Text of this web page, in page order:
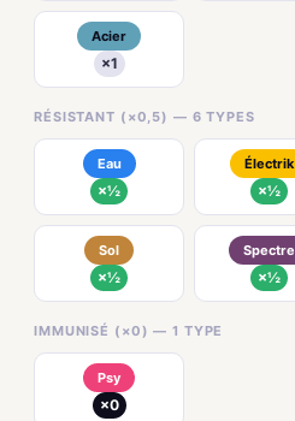
Acier
×1
RÉSISTANT (×0,5) — 6 TYPES
Eau
×½
Électrik
×½
Sol
×½
Spectre
×½
IMMUNISÉ (×0) — 1 TYPE
Psy
×0